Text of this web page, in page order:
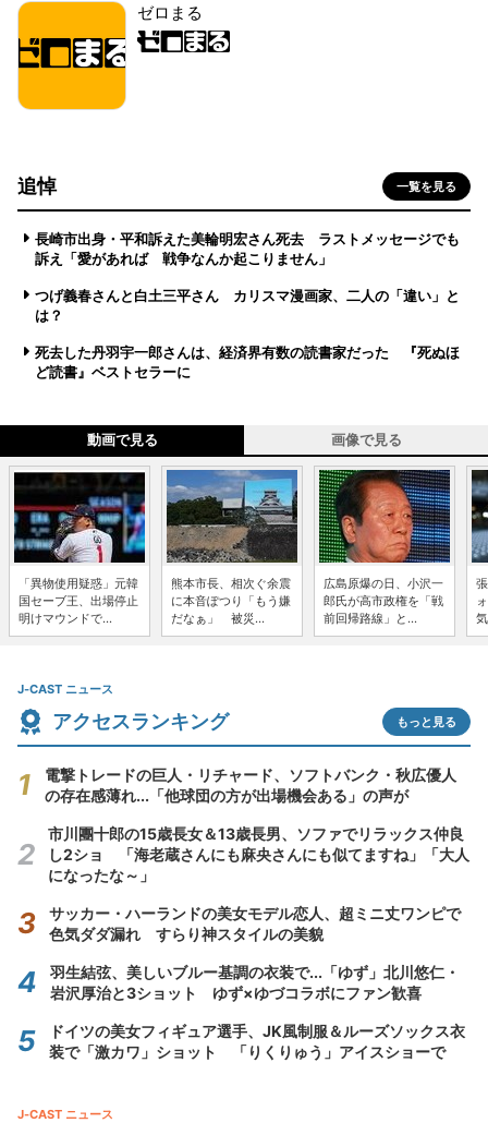
ゼロまる
追悼 一覧を見る
長崎市出身・平和訴えた美輪明宏さん死去 ラストメッセージでも
訴え「愛があれば 戦争なんか起こりません」
つげ義春さんと白土三平さん カリスマ漫画家、二人の「違い」と
は？
死去した丹羽宇一郎さんは、経済界有数の読書家だった 『死ぬほ
ど読書』ベストセラーに
動画で見る 画像で見る
「異物使用疑惑」元韓
国セーブ王、出場停止
明けマウンドで...
熊本市長、相次ぐ余震
に本音ぽつり「もう嫌
だなぁ」 被災...
広島原爆の日、小沢一
郎氏が高市政権を「戦
前回帰路線」と...
J-CAST ニュース
アクセスランキング もっと見る
電撃トレードの巨人・リチャード、ソフトバンク・秋広優人
の存在感薄れ...「他球団の方が出場機会ある」の声が
市川團十郎の15歳長女＆13歳長男、ソファでリラックス仲良
し2ショ 「海老蔵さんにも麻央さんにも似てますね」「大人
になったな～」
サッカー・ハーランドの美女モデル恋人、超ミニ丈ワンピで
色気ダダ漏れ すらり神スタイルの美貌
羽生結弦、美しいブルー基調の衣装で...「ゆず」北川悠仁・
岩沢厚治と3ショット ゆず×ゆづコラボにファン歓喜
ドイツの美女フィギュア選手、JK風制服＆ルーズソックス衣
装で「激カワ」ショット 「りくりゅう」アイスショーで
J-CAST ニュース